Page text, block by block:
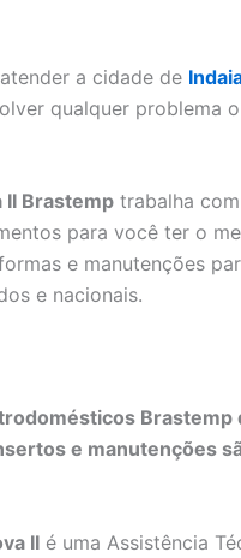
a cidade de
qualquer problema
II Brastemp trabalha
para você ter o
e manutenções
e nacionais.
Brastemp
e manutenções
II é uma Assistência